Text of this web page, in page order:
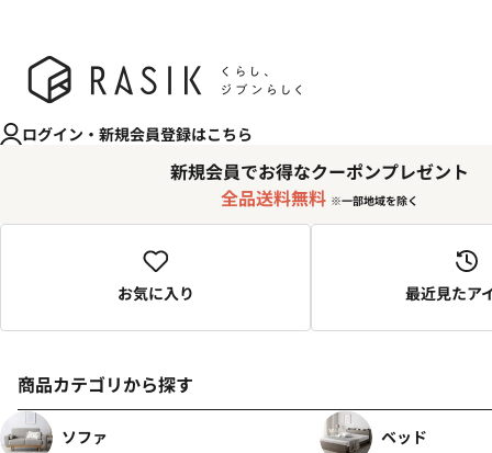
ログイン・新規会員登録はこちら
新規会員でお得なクーポンプレゼント
全品送料無料 ※一部地域を除く
お気に入り 最近見たア
商品カテゴリから探す
ソファ ベッド